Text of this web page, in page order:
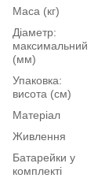
Маса (кг)
Діаметр:
максимальний
(мм)
Упаковка:
висота (см)
Матеріал
Живлення
Батарейки у
комплекті